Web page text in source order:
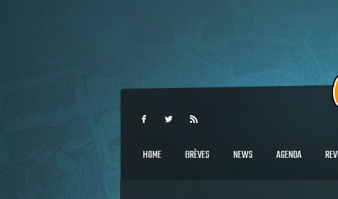
HOME BRÈVES NEWS AGENDA